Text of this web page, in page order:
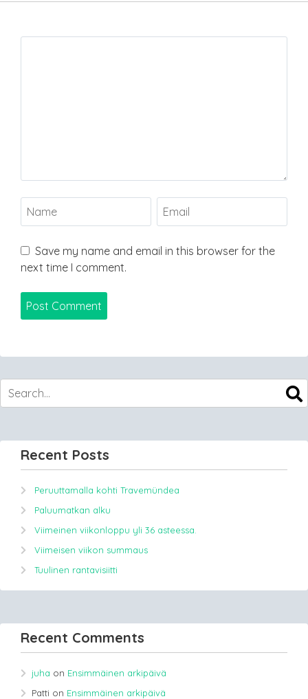
Save my name and email in this browser for the
next time I comment.
Recent Posts
Peruuttamalla kohti Travemündea
Paluumatkan alku
Viimeinen viikonloppu yli 36 asteessa.
Viimeisen viikon summaus
Tuulinen rantavisiitti
Recent Comments
juha on Ensimmäinen arkipäivä
Patti on Ensimmäinen arkipäivä